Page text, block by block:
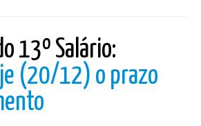
13º Salário:
(20/12) o prazo